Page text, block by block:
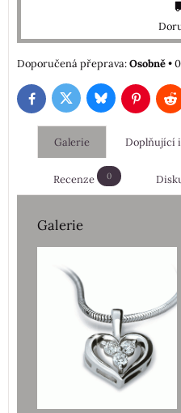
Osobně•
FacebookTwitterBlueskyPinterest
Galerie Doplňující
Recenze 0
Galerie